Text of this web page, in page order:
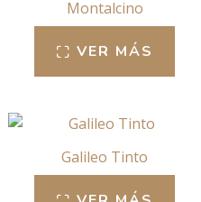
Montalcino
VER MÁS
Galileo Tinto